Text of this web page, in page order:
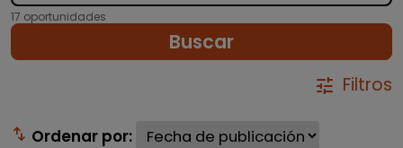
17 oportunidades
Buscar
tune Filtros
swap_vert Ordenar por: